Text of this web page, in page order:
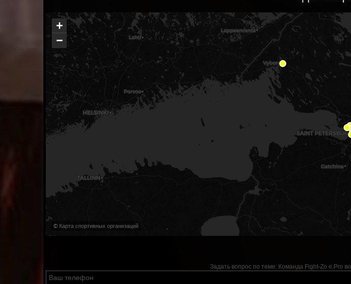
+
−
© Карта спортивных организаций
Задать вопрос по теме: Команда Fight-Zo e.Pro